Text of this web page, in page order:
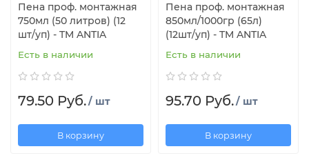
Пена проф. монтажная
750мл (50 литров) (12
шт/уп) - TM ANTIA
Есть в наличии
79.50 Руб./ шт
В корзину
Пена проф. монтажная
850мл/1000гр (65л)
(12шт/уп) - TM ANTIA
Есть в наличии
95.70 Руб./ шт
В корзину